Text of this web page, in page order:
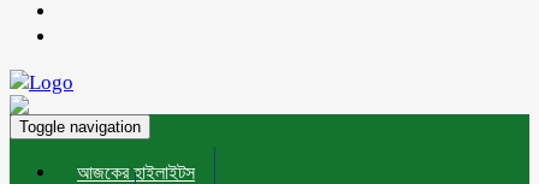
Toggle navigation
আজকের হাইলাইটস